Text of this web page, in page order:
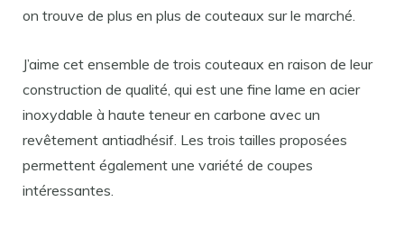
on trouve de plus en plus de couteaux sur le marché.
J’aime cet ensemble de trois couteaux en raison de leur
construction de qualité, qui est une fine lame en acier
inoxydable à haute teneur en carbone avec un
revêtement antiadhésif. Les trois tailles proposées
permettent également une variété de coupes
intéressantes.